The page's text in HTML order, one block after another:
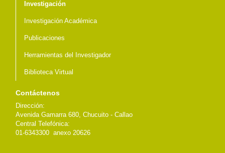
Investigación
Investigación Académica
Publicaciones
Herramientas del Investigador
Biblioteca Virtual
Contáctenos
Dirección:
Avenida Gamarra 680, Chucuito - Callao
Central Telefónica:
01-6343300 anexo 20626